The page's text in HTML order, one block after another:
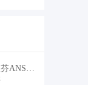
安淑芬ANSUEFON